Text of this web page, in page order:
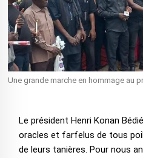
Une grande marche en hommage au
Le président Henri Konan
oracles et farfelus de tous
de leurs tanières. Pour nous